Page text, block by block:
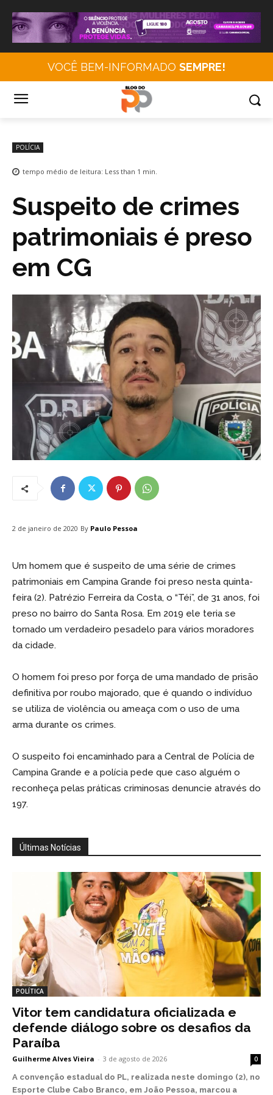
VOCÊ BEM-INFORMADO SEMPRE!
POLÍCIA
tempo médio de leitura: Less than 1 min.
Suspeito de crimes
patrimoniais é preso
em CG
2 de janeiro de 2020 By Paulo Pessoa
Um homem que é suspeito de uma série de crimes
patrimoniais em Campina Grande foi preso nesta quinta-
feira (2). Patrézio Ferreira da Costa, o “Téi”, de 31 anos, foi
preso no bairro do Santa Rosa. Em 2019 ele teria se
tornado um verdadeiro pesadelo para vários moradores
da cidade.
O homem foi preso por força de uma mandado de prisão
definitiva por roubo majorado, que é quando o indivíduo
se utiliza de violência ou ameaça com o uso de uma
arma durante os crimes.
O suspeito foi encaminhado para a Central de Polícia de
Campina Grande e a polícia pede que caso alguém o
reconheça pelas práticas criminosas denuncie através do
197.
Últimas Notícias
POLÍTICA
Vitor tem candidatura oficializada e
defende diálogo sobre os desafios da
Paraíba
Guilherme Alves Vieira - 3 de agosto de 2026 0
A convenção estadual do PL, realizada neste domingo (2), no
Esporte Clube Cabo Branco, em João Pessoa, marcou a